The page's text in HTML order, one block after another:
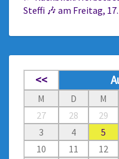
Steffi 🎶 am Freitag,
<<
M D M
27
28 29
3
4 5
10
11 12